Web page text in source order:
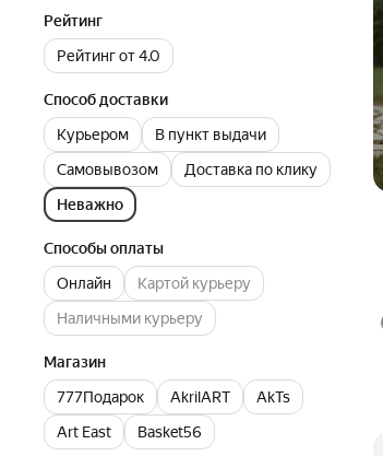
Рейтинг
Рейтинг от 4.0
Способ доставки
Курьером
В пункт выдачи
Самовывозом
Доставка по клику
Неважно
Способы оплаты
Онлайн
Картой курьеру
Наличными курьеру
Магазин
777Подарок
AkrilART
AkTs
Art East
Basket56